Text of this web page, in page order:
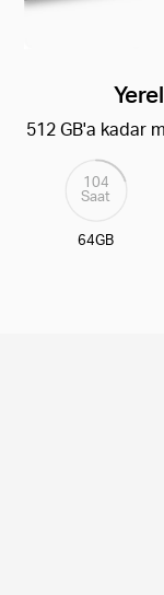
512 GB'a kadar
104
Saat
64GB